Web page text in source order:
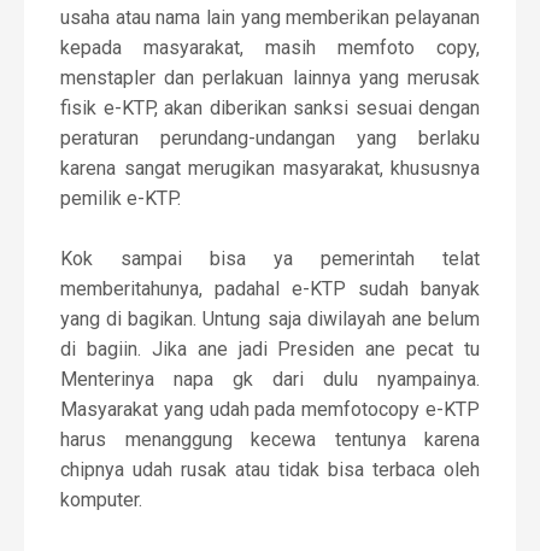
usaha atau nama lain yang memberikan pelayanan
kepada masyarakat, masih memfoto copy,
menstapler dan perlakuan lainnya yang merusak
fisik e-KTP, akan diberikan sanksi sesuai dengan
peraturan perundang-undangan yang berlaku
karena sangat merugikan masyarakat, khususnya
pemilik e-KTP.
Kok sampai bisa ya pemerintah telat
memberitahunya, padahal e-KTP sudah banyak
yang di bagikan. Untung saja diwilayah ane belum
di bagiin. Jika ane jadi Presiden ane pecat tu
Menterinya napa gk dari dulu nyampainya.
Masyarakat yang udah pada memfotocopy e-KTP
harus menanggung kecewa tentunya karena
chipnya udah rusak atau tidak bisa terbaca oleh
komputer.